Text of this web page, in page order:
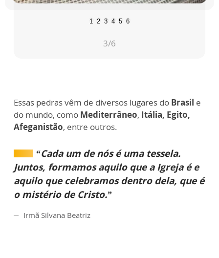
1 2 3 4 5 6
3/6
Essas pedras vêm de diversos lugares do Brasil e
do mundo, como Mediterrâneo, Itália, Egito,
Afeganistão, entre outros.
“Cada um de nós é uma tessela.
Juntos, formamos aquilo que a Igreja é e
aquilo que celebramos dentro dela, que é
o mistério de Cristo.”
Irmã Silvana Beatriz